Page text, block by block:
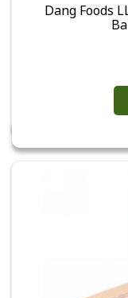
Dang Foods